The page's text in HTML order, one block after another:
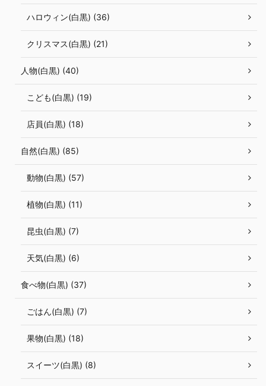
ハロウィン(白黒) (36)
クリスマス(白黒) (21)
人物(白黒) (40)
こども(白黒) (19)
店員(白黒) (18)
自然(白黒) (85)
動物(白黒) (57)
植物(白黒) (11)
昆虫(白黒) (7)
天気(白黒) (6)
食べ物(白黒) (37)
ごはん(白黒) (7)
果物(白黒) (18)
スイーツ(白黒) (8)